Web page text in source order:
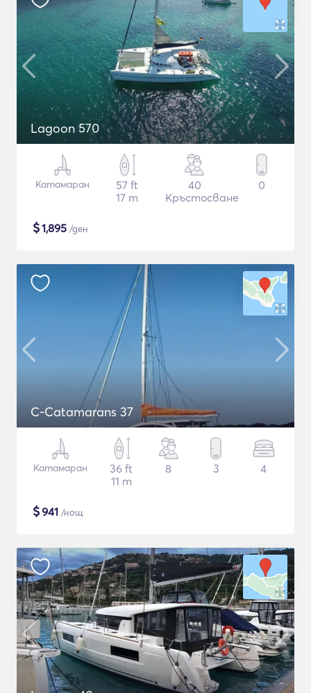
Lagoon 570
Катамаран
57 ft
17 m
40
Кръстосване
0
$1,895 /ден
C-Catamarans 37
Катамаран
36 ft
11 m
8 3 4
$941 /нощ